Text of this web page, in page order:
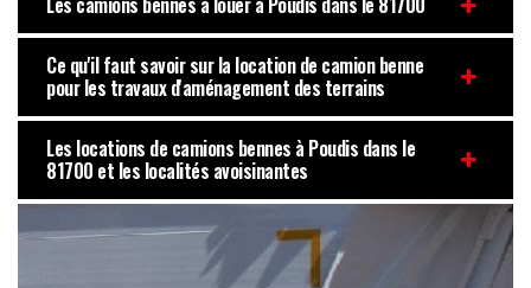
Ce qu'il faut savoir sur la location de camion benne
pour les travaux d'aménagement des terrains
Les locations de camions bennes à Poudis dans le
81700 et les localités avoisinantes